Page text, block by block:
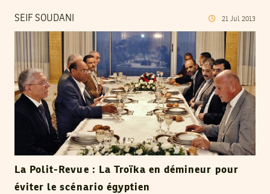
SEIF SOUDANI 21 Jul 2013
La Polit-Revue : La Troïka en démineur pour
éviter le scénario égyptien